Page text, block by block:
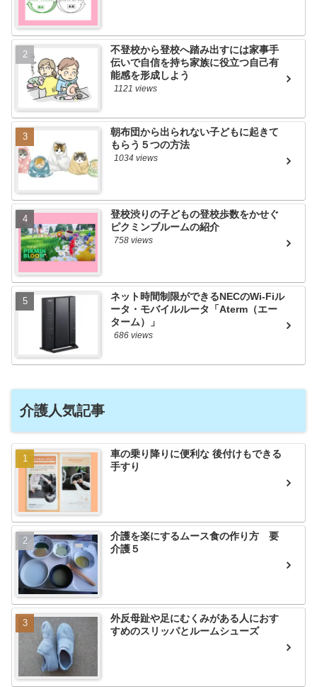
不登校から登校へ踏み出すには家事手
伝いで自信を持ち家族に役立つ自己有
能感を形成しよう
1121 views
朝布団から出られない子どもに起きて
もらう５つの方法
1034 views
登校渋りの子どもの登校歩数をかせぐ
ピクミンブルームの紹介
758 views
ネット時間制限ができるNECのWi-Fiル
ータ・モバイルルータ「Aterm（エー
ターム）」
686 views
介護人気記事
車の乗り降りに便利な 後付けもできる
手すり
介護を楽にするムース食の作り方 要
介護５
外反母趾や足にむくみがある人におす
すめのスリッパとルームシューズ